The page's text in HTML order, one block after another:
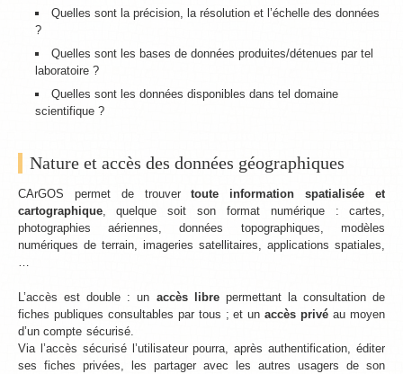
Quelles sont la précision, la résolution et l’échelle des données
?
Quelles sont les bases de données produites/détenues par tel
laboratoire ?
Quelles sont les données disponibles dans tel domaine
scientifique ?
Nature et accès des données géographiques
CArGOS permet de trouvertoute information spatialisée et
cartographique, quelque soit son format numérique : cartes,
photographies aériennes, données topographiques, modèles
numériques de terrain, imageries satellitaires, applications spatiales,
…
L’accès est double : un accès librepermettant la consultation de
fiches publiques consultables par tous ; et unaccès privé au moyen
d’un compte sécurisé.
Via l’accès sécurisé l’utilisateur pourra, après authentification, éditer
ses fiches privées, les partager avec les autres usagers de son